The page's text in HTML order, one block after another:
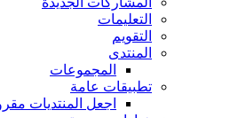
التعليمات
التقويم
المنتدى
المجموعات
تطبيقات عامة
اجعل المنتديات